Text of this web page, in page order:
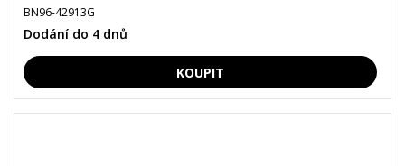
BN96-42913G
Dodání do 4 dnů